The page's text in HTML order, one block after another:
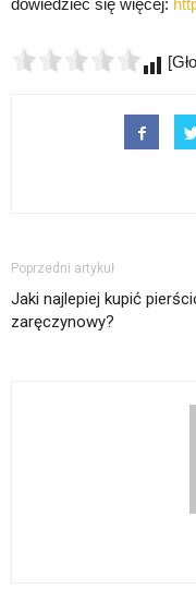
dowiedzieć się więcej:
Poprzedni artykuł
Jaki najlepiej kupić
zaręczynowy?